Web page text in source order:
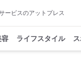
ービスのアットプレス
容 ライフスタイル